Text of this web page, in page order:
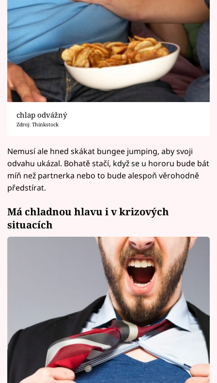
chlap odvážný
Zdroj: Thinkstock
Nemusí ale hned skákat bungee jumping, aby svoji
odvahu ukázal. Bohatě stačí, když se u hororu bude bát
míň než partnerka nebo to bude alespoň věrohodně
předstírat.
Má chladnou hlavu i v krizových
situacích